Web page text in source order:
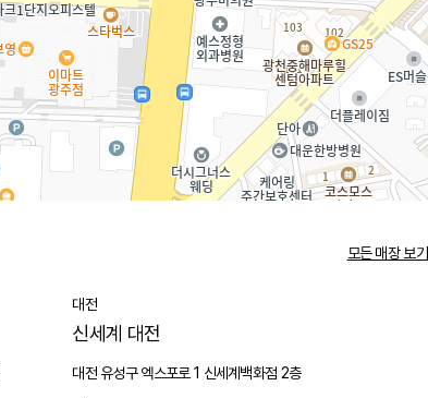
모든 매장 보기
대전
신세계 대전
대전 유성구 엑스포로 1 신세계백화점 2층